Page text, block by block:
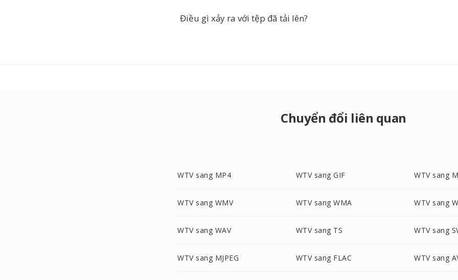
Điều gì xảy ra với tệp đã tải lên?
Chuyển đổi liên quan
WTV sang MP4 WTV sang GIF WTV sang
WTV sang WMV WTV sang WMA WTV sang
WTV sang WAV WTV sang TS WTV sang
WTV sang MJPEG WTV sang FLAC WTV sang